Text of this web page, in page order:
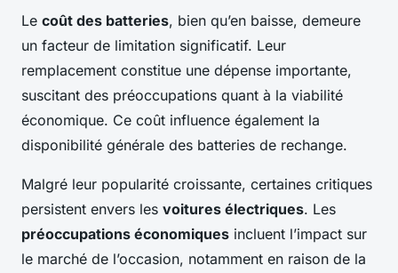
Le coût des batteries, bien qu’en baisse, demeure
un facteur de limitation significatif. Leur
remplacement constitue une dépense importante,
suscitant des préoccupations quant à la viabilité
économique. Ce coût influence également la
disponibilité générale des batteries de rechange.
Malgré leur popularité croissante, certaines critiques
persistent envers les voitures électriques. Les
préoccupations économiques incluent l’impact sur
le marché de l’occasion, notamment en raison de la